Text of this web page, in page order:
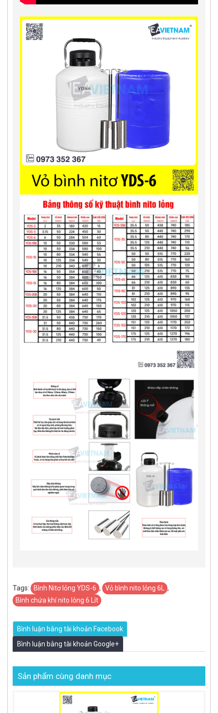
Tags: ​Bình Nitơ lỏng YDS-6 , Vỏ bình nito lỏng 6L
,
Bình chứa khí nito lỏng 6 Lít
Bình luận bằng tài khoản Facebook
Bình luận bằng tài khoản Google+
Sản phẩm cùng danh mục